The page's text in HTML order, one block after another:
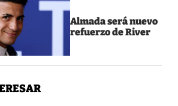
Almada será nuevo
refuerzo de River